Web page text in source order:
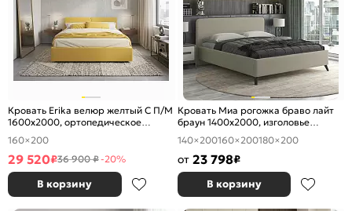
Кровать Erika велюр желтый С П/М
1600x2000, ортопедическое
основание, изголовье мягкое
160×200
29 520₽36 900 ₽-20%
В корзину
Кровать Миа рогожка браво лайт
браун 1400x2000, изголовье
мягкое
140×200160×200180×200
от 23 798₽
В корзину